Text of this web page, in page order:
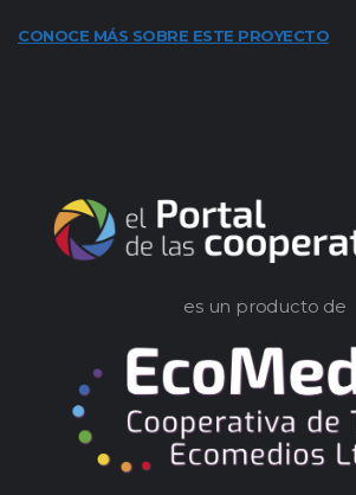
CONOCE MÁS SOBRE ESTE PROYECTO
es un producto de